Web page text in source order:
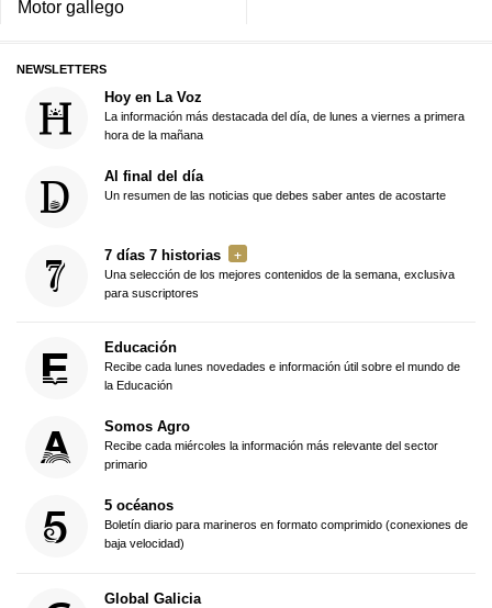
Motor gallego
NEWSLETTERS
Hoy en La Voz
La información más destacada del día, de lunes a viernes a primera
hora de la mañana
Al final del día
Un resumen de las noticias que debes saber antes de acostarte
7 días 7 historias
Una selección de los mejores contenidos de la semana, exclusiva
para suscriptores
Educación
Recibe cada lunes novedades e información útil sobre el mundo de
la Educación
Somos Agro
Recibe cada miércoles la información más relevante del sector
primario
5 océanos
Boletín diario para marineros en formato comprimido (conexiones de
baja velocidad)
Global Galicia